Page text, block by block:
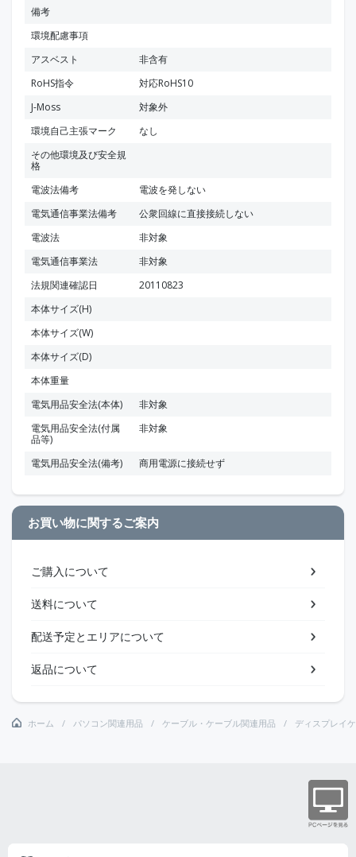
備考
環境配慮事項
アスベスト
非含有
RoHS指令
対応RoHS10
J-Moss
対象外
環境自己主張マーク
なし
その他環境及び安全規
格
電波法備考
電波を発しない
電気通信事業法備考
公衆回線に直接接続しない
電波法
非対象
電気通信事業法
非対象
法規関連確認日
20110823
本体サイズ(H)
本体サイズ(W)
本体サイズ(D)
本体重量
電気用品安全法(本体)
非対象
電気用品安全法(付属
品等)
非対象
電気用品安全法(備考) 商用電源に接続せず
お買い物に関するご案内
ご購入について
送料について
配送予定とエリアについて
返品について
ホーム パソコン関連用品 ケーブル・ケーブル関連用品 ディスプレイ